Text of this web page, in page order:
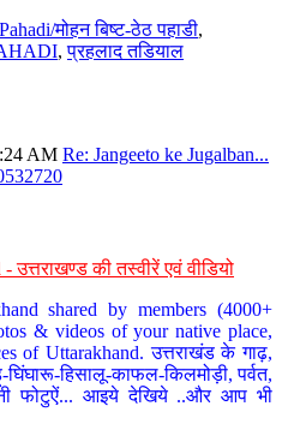
मोहन बिष्ट-ठेठ पहाडी,
,प्रहलाद तडियाल
AM Re: Jangeeto ke Jugalban...
की तस्वीरें एवं वीडियो
shared by members (4000+
& videos of your native place,
of Uttarakhand. उत्तराखंड के गाढ़,
हिसालू-काफल-किलमोड़ी, पर्वत,
फोटुऐं... आइये देखिये ..और आप भी